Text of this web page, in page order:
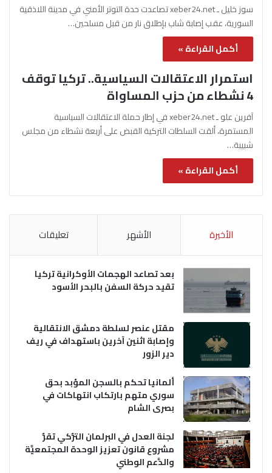
سوز خليل ـ xeber24.net تصاعدت حدة التوتر الأمني في مدينة اللاذقية
السورية، عقب إصابة شاب بإطلاق نار من قبل مسلحين…
أكمل القراءة »
استمرار الاعتقالات السياسية.. تركيا توقف
4 نشطاء من حزب المساواة
آفرين علو ـ xeber24.net في إطار حملة الاعتقالات السياسية
المستمرة، ألقت السلطات التركية القبض على أربعة نشطاء من مجلس
شبيبة…
أكمل القراءة »
الأخيرة الأشهر تعليقات
بعد تصاعد الهجمات الأوكرانية تركيا
تقيد حركة السفن بالبحر الأسود
مقتل عنصر لسلطة دمشق الانتقالية
وإصابة اثنين آخرين باستهداف في ريف
دير الزور
ألمانيا تحكم بالسجن المؤبد بحق
سوري متهم بارتكاب انتهاكات في
بصرى الشام
لجنة العدل في البرلمان التُّركي تقرُّ
مشروع قانون تعزيز الوحدة المجتمعيَّة
والدَّعم الوطني